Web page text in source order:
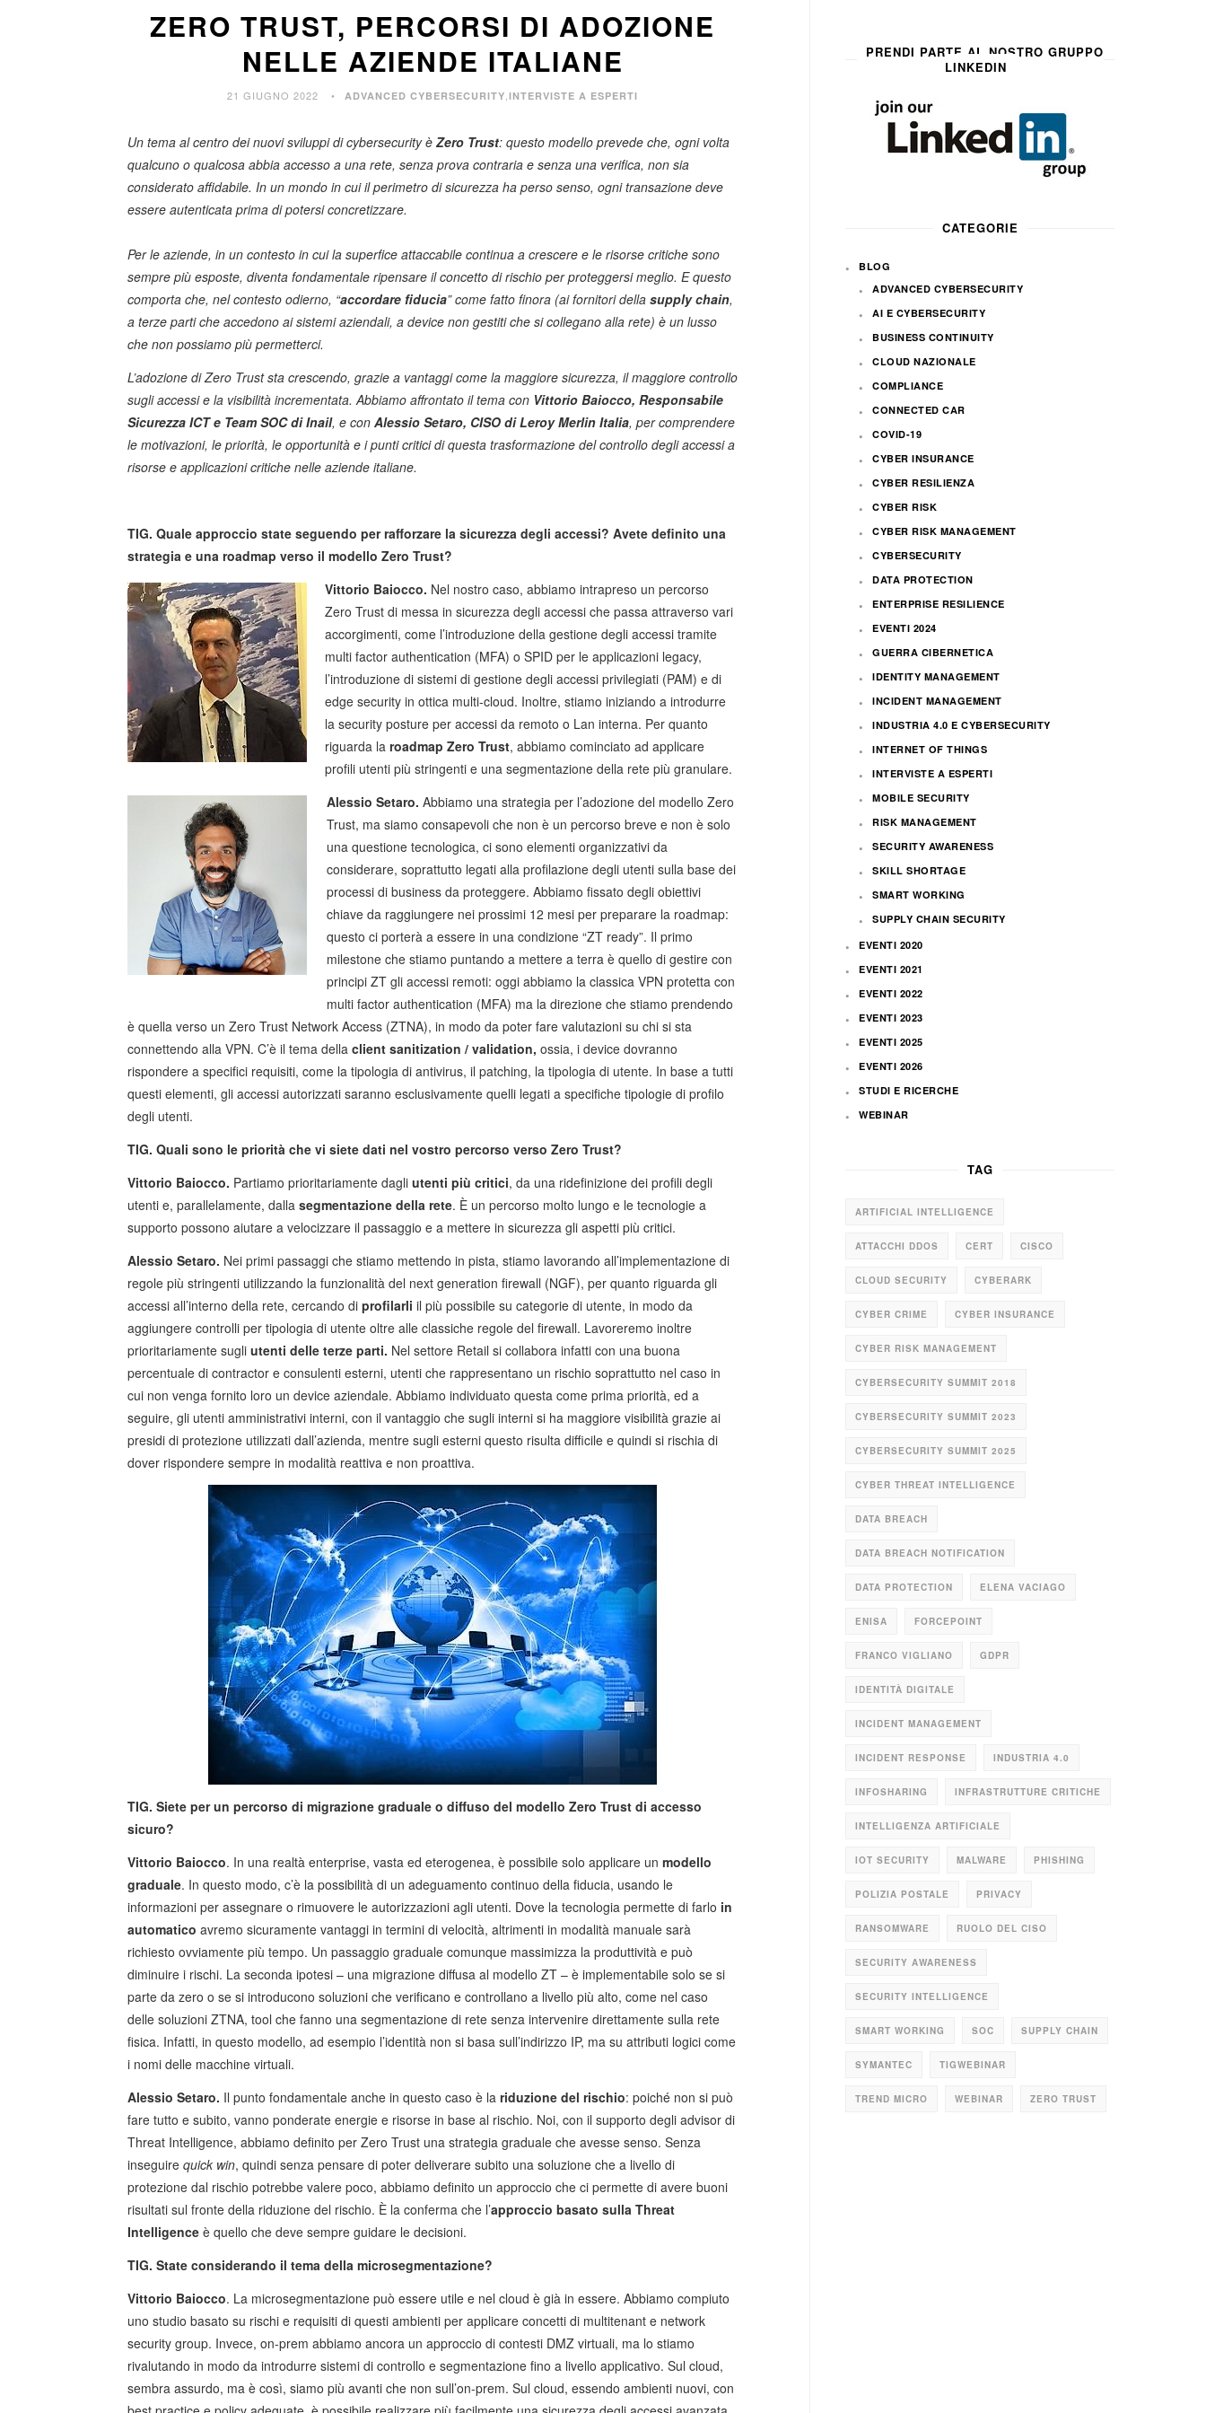
ZERO TRUST, PERCORSI DI ADOZIONE
NELLE AZIENDE ITALIANE
21 GIUGNO 2022 ADVANCED CYBERSECURITY INTERVISTE A ESPERTI
Un tema al centro dei nuovi sviluppi di cybersecurity è Zero Trust: questo modello prevede che, ogni volta
qualcuno o qualcosa abbia accesso a una rete, senza prova contraria e senza una verifica, non sia
considerato affidabile. In un mondo in cui il perimetro di sicurezza ha perso senso, ogni transazione deve
essere autenticata prima di potersi concretizzare.
Per le aziende, in un contesto in cui la superfice attaccabile continua a crescere e le risorse critiche sono
sempre più esposte, diventa fondamentale ripensare il concetto di rischio per proteggersi meglio. E questo
comporta che, nel contesto odierno, “accordare fiducia” come fatto finora (ai fornitori della supply chain,
a terze parti che accedono ai sistemi aziendali, a device non gestiti che si collegano alla rete) è un lusso
che non possiamo più permetterci.
L’adozione di Zero Trust sta crescendo, grazie a vantaggi come la maggiore sicurezza, il maggiore controllo
sugli accessi e la visibilità incrementata. Abbiamo affrontato il tema con Vittorio Baiocco, Responsabile
Sicurezza ICT e Team SOC di Inail, e con Alessio Setaro, CISO di Leroy Merlin Italia, per comprendere
le motivazioni, le priorità, le opportunità e i punti critici di questa trasformazione del controllo degli accessi a
risorse e applicazioni critiche nelle aziende italiane.
TIG. Quale approccio state seguendo per rafforzare la sicurezza degli accessi? Avete definito una
strategia e una roadmap verso il modello Zero Trust?
Vittorio Baiocco. Nel nostro caso, abbiamo intrapreso un percorso
Zero Trust di messa in sicurezza degli accessi che passa attraverso vari
accorgimenti, come l’introduzione della gestione degli accessi tramite
multi factor authentication (MFA) o SPID per le applicazioni legacy,
l’introduzione di sistemi di gestione degli accessi privilegiati (PAM) e di
edge security in ottica multi-cloud. Inoltre, stiamo iniziando a introdurre
la security posture per accessi da remoto o Lan interna. Per quanto
riguarda la roadmap Zero Trust, abbiamo cominciato ad applicare
profili utenti più stringenti e una segmentazione della rete più granulare.
Alessio Setaro. Abbiamo una strategia per l’adozione del modello Zero
Trust, ma siamo consapevoli che non è un percorso breve e non è solo
una questione tecnologica, ci sono elementi organizzativi da
considerare, soprattutto legati alla profilazione degli utenti sulla base dei
processi di business da proteggere. Abbiamo fissato degli obiettivi
chiave da raggiungere nei prossimi 12 mesi per preparare la roadmap:
questo ci porterà a essere in una condizione “ZT ready”. Il primo
milestone che stiamo puntando a mettere a terra è quello di gestire con
principi ZT gli accessi remoti: oggi abbiamo la classica VPN protetta con
multi factor authentication (MFA) ma la direzione che stiamo prendendo
è quella verso un Zero Trust Network Access (ZTNA), in modo da poter fare valutazioni su chi si sta
connettendo alla VPN. C’è il tema della client sanitization / validation, ossia, i device dovranno
rispondere a specifici requisiti, come la tipologia di antivirus, il patching, la tipologia di utente. In base a tutti
questi elementi, gli accessi autorizzati saranno esclusivamente quelli legati a specifiche tipologie di profilo
degli utenti.
TIG. Quali sono le priorità che vi siete dati nel vostro percorso verso Zero Trust?
Vittorio Baiocco. Partiamo prioritariamente dagli utenti più critici, da una ridefinizione dei profili degli
utenti e, parallelamente, dalla segmentazione della rete. È un percorso molto lungo e le tecnologie a
supporto possono aiutare a velocizzare il passaggio e a mettere in sicurezza gli aspetti più critici.
Alessio Setaro. Nei primi passaggi che stiamo mettendo in pista, stiamo lavorando all’implementazione di
regole più stringenti utilizzando la funzionalità del next generation firewall (NGF), per quanto riguarda gli
accessi all’interno della rete, cercando di profilarli il più possibile su categorie di utente, in modo da
aggiungere controlli per tipologia di utente oltre alle classiche regole del firewall. Lavoreremo inoltre
prioritariamente sugli utenti delle terze parti. Nel settore Retail si collabora infatti con una buona
percentuale di contractor e consulenti esterni, utenti che rappresentano un rischio soprattutto nel caso in
cui non venga fornito loro un device aziendale. Abbiamo individuato questa come prima priorità, ed a
seguire, gli utenti amministrativi interni, con il vantaggio che sugli interni si ha maggiore visibilità grazie ai
presidi di protezione utilizzati dall’azienda, mentre sugli esterni questo risulta difficile e quindi si rischia di
dover rispondere sempre in modalità reattiva e non proattiva.
TIG. Siete per un percorso di migrazione graduale o diffuso del modello Zero Trust di accesso
sicuro?
Vittorio Baiocco. In una realtà enterprise, vasta ed eterogenea, è possibile solo applicare un modello
graduale. In questo modo, c’è la possibilità di un adeguamento continuo della fiducia, usando le
informazioni per assegnare o rimuovere le autorizzazioni agli utenti. Dove la tecnologia permette di farlo in
automatico avremo sicuramente vantaggi in termini di velocità, altrimenti in modalità manuale sarà
richiesto ovviamente più tempo. Un passaggio graduale comunque massimizza la produttività e può
diminuire i rischi. La seconda ipotesi – una migrazione diffusa al modello ZT – è implementabile solo se si
parte da zero o se si introducono soluzioni che verificano e controllano a livello più alto, come nel caso
delle soluzioni ZTNA, tool che fanno una segmentazione di rete senza intervenire direttamente sulla rete
fisica. Infatti, in questo modello, ad esempio l’identità non si basa sull’indirizzo IP, ma su attributi logici come
i nomi delle macchine virtuali.
Alessio Setaro. Il punto fondamentale anche in questo caso è la riduzione del rischio: poiché non si può
fare tutto e subito, vanno ponderate energie e risorse in base al rischio. Noi, con il supporto degli advisor di
Threat Intelligence, abbiamo definito per Zero Trust una strategia graduale che avesse senso. Senza
inseguire quick win, quindi senza pensare di poter deliverare subito una soluzione che a livello di
protezione dal rischio potrebbe valere poco, abbiamo definito un approccio che ci permette di avere buoni
risultati sul fronte della riduzione del rischio. È la conferma che l’approccio basato sulla Threat
Intelligence è quello che deve sempre guidare le decisioni.
TIG. State considerando il tema della microsegmentazione?
Vittorio Baiocco. La microsegmentazione può essere utile e nel cloud è già in essere. Abbiamo compiuto
uno studio basato su rischi e requisiti di questi ambienti per applicare concetti di multitenant e network
security group. Invece, on-prem abbiamo ancora un approccio di contesti DMZ virtuali, ma lo stiamo
rivalutando in modo da introdurre sistemi di controllo e segmentazione fino a livello applicativo. Sul cloud,
sembra assurdo, ma è così, siamo più avanti che non sull’on-prem. Sul cloud, essendo ambienti nuovi, con
PRENDI PARTE AL NOSTRO GRUPPO
LINKEDIN
CATEGORIE
BLOG
ADVANCED CYBERSECURITY
AI E CYBERSECURITY
BUSINESS CONTINUITY
CLOUD NAZIONALE
COMPLIANCE
CONNECTED CAR
COVID-19
CYBER INSURANCE
CYBER RESILIENZA
CYBER RISK
CYBER RISK MANAGEMENT
CYBERSECURITY
DATA PROTECTION
ENTERPRISE RESILIENCE
EVENTI 2024
GUERRA CIBERNETICA
IDENTITY MANAGEMENT
INCIDENT MANAGEMENT
INDUSTRIA 4.0 E CYBERSECURITY
INTERNET OF THINGS
INTERVISTE A ESPERTI
MOBILE SECURITY
RISK MANAGEMENT
SECURITY AWARENESS
SKILL SHORTAGE
SMART WORKING
SUPPLY CHAIN SECURITY
EVENTI 2020
EVENTI 2021
EVENTI 2022
EVENTI 2023
EVENTI 2025
EVENTI 2026
STUDI E RICERCHE
WEBINAR
TAG
ARTIFICIAL INTELLIGENCE
ATTACCHI DDOS CERT CISCO
CLOUD SECURITY CYBERARK
CYBER CRIME CYBER INSURANCE
CYBER RISK MANAGEMENT
CYBERSECURITY SUMMIT 2018
CYBERSECURITY SUMMIT 2023
CYBERSECURITY SUMMIT 2025
CYBER THREAT INTELLIGENCE
DATA BREACH
DATA BREACH NOTIFICATION
DATA PROTECTION ELENA VACIAGO
ENISA FORCEPOINT
FRANCO VIGLIANO GDPR
IDENTITÀ DIGITALE
INCIDENT MANAGEMENT
INCIDENT RESPONSE INDUSTRIA 4.0
INFOSHARING INFRASTRUTTURE CRITICHE
INTELLIGENZA ARTIFICIALE
IOT SECURITY MALWARE PHISHING
POLIZIA POSTALE PRIVACY
RANSOMWARE RUOLO DEL CISO
SECURITY AWARENESS
SECURITY INTELLIGENCE
SMART WORKING SOC SUPPLY CHAIN
SYMANTEC TIGWEBINAR
TREND MICRO WEBINAR ZERO TRUST